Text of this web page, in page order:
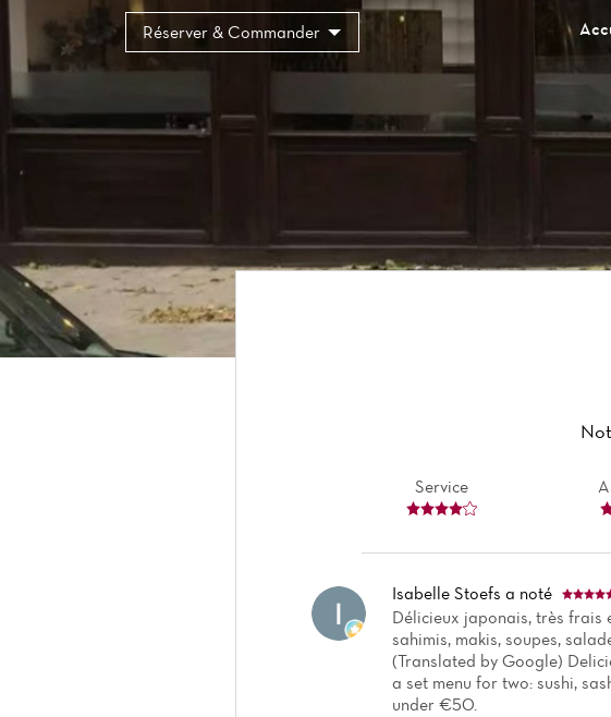
Réserver & Commander
Service
Isabelle Stoefs a noté
Délicieux japonais, très frais
sahimis, makis, soupes,
(Translated by Google)
a set menu for two: sushi,
under €50.
Panneau de gestion des cookies